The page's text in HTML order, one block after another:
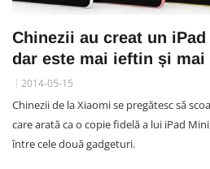
Chinezii au creat un
dar este mai ieftin și mai
2014-05-15
Chinezii de la Xiaomi se pregătesc să
care arată ca o copie fidelă a lui iPad
între cele două gadgeturi.